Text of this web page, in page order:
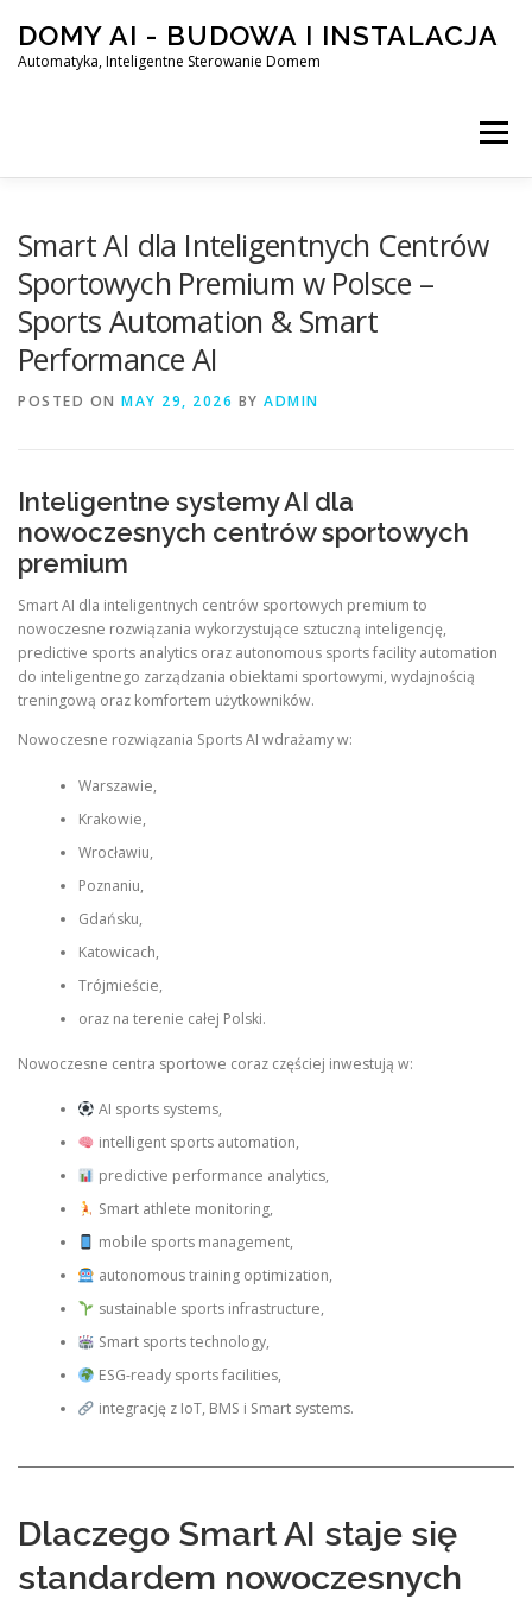
content
DOMY AI - BUDOWA I INSTALACJA
Automatyka, Inteligentne Sterowanie Domem
Menu
SMART DOM AI – AUTOMATYKA, INTELIGENTNE
BLOG KONTAKT
Smart AI dla Inteligentnych Centrów
Sportowych Premium w Polsce –
Sports Automation & Smart
Performance AI
POSTED ON MAY 29, 2026 BY ADMIN
Inteligentne systemy AI dla
nowoczesnych centrów sportowych
premium
Smart AI dla inteligentnych centrów sportowych premium to
nowoczesne rozwiązania wykorzystujące sztuczną inteligencję,
predictive sports analytics oraz autonomous sports facility automation
do inteligentnego zarządzania obiektami sportowymi, wydajnością
treningową oraz komfortem użytkowników.
Nowoczesne rozwiązania Sports AI wdrażamy w:
Warszawie,
Krakowie,
Wrocławiu,
Poznaniu,
Gdańsku,
Katowicach,
Trójmieście,
oraz na terenie całej Polski.
Nowoczesne centra sportowe coraz częściej inwestują w:
AI sports systems,
intelligent sports automation,
predictive performance analytics,
Smart athlete monitoring,
mobile sports management,
autonomous training optimization,
sustainable sports infrastructure,
Smart sports technology,
ESG-ready sports facilities,
integrację z IoT, BMS i Smart systems.
Dlaczego Smart AI staje się
standardem nowoczesnych